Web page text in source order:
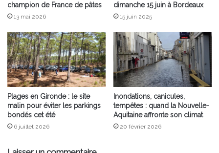
champion de France de pâtes
13 mai 2026
dimanche 15 juin à Bordeaux
15 juin 2025
Plages en Gironde : le site
malin pour éviter les parkings
bondés cet été
6 juillet 2026
Inondations, canicules,
tempêtes : quand la Nouvelle-
Aquitaine affronte son climat
20 février 2026